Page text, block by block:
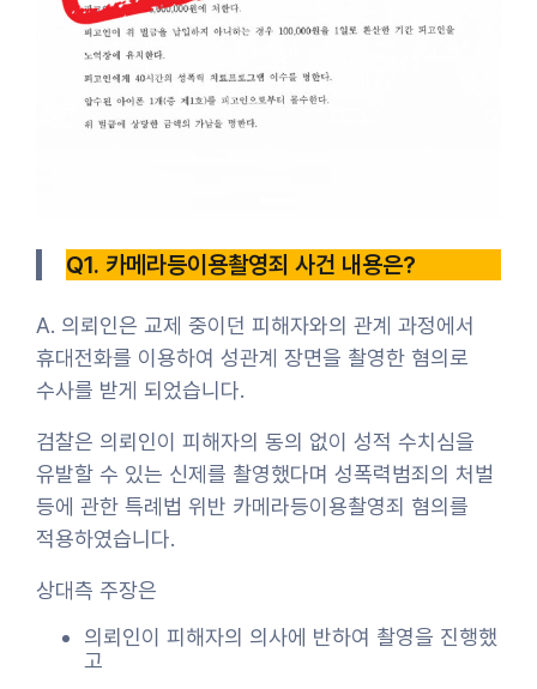
Q1. 카메라등이용촬영죄 사건 내용은?
A. 의뢰인은 교제 중이던 피해자와의 관계 과정에서
휴대전화를 이용하여 성관계 장면을 촬영한 혐의로
수사를 받게 되었습니다.
검찰은 의뢰인이 피해자의 동의 없이 성적 수치심을
유발할 수 있는 신제를 촬영했다며 성폭력범죄의 처벌
등에 관한 특례법 위반 카메라등이용촬영죄 혐의를
적용하였습니다.
상대측 주장은
의뢰인이 피해자의 의사에 반하여 촬영을 진행했
고